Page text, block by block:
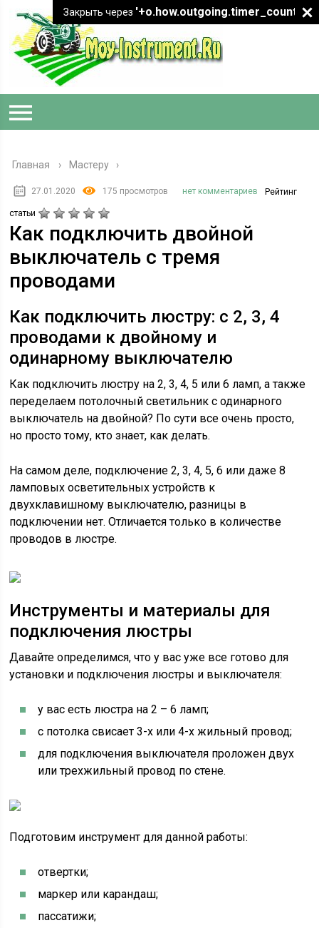
Главная › Мастеру
27.01.2020 175 просмотров нет комментариев Рейтинг
статьи
Как подключить двойной
выключатель с тремя
проводами
Как подключить люстру: с 2, 3, 4
проводами к двойному и
одинарному выключателю
Как подключить люстру на 2, 3, 4, 5 или 6 ламп, а также
переделаем потолочный светильник с одинарного
выключатель на двойной? По сути все очень просто,
но просто тому, кто знает, как делать.
На самом деле, подключение 2, 3, 4, 5, 6 или даже 8
ламповых осветительных устройств к
двухклавишному выключателю, разницы в
подключении нет. Отличается только в количестве
проводов в люстре.
Инструменты и материалы для
подключения люстры
Давайте определимся, что у вас уже все готово для
установки и подключения люстры и выключателя:
у вас есть люстра на 2 – 6 ламп;
с потолка свисает 3-х или 4-х жильный провод;
для подключения выключателя проложен двух
или трехжильный провод по стене.
Подготовим инструмент для данной работы:
отвертки;
маркер или карандаш;
пассатижи;
Закрыть через '+o.how.outgoing.timer_count+"